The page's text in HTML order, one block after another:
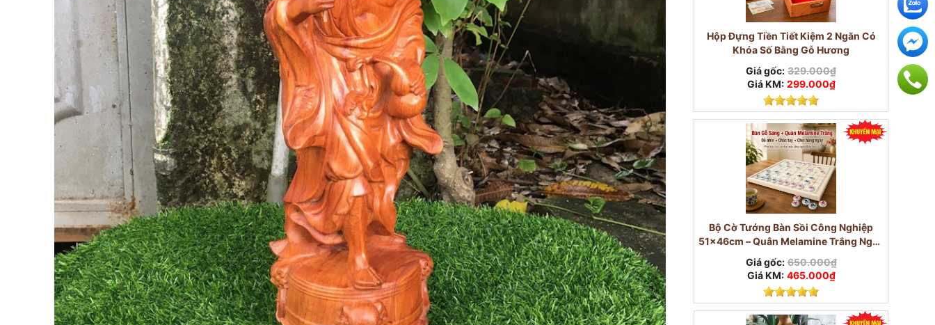
Hộp Đựng Tiền Tiết Kiệm 2 Ngăn Có
Khóa Số Bằng Gỗ Hương
Giá gốc: 329.000₫
Giá KM: 299.000₫
Bộ Cờ Tướng Bàn Sồi Công Nghiệp
51×46cm – Quân Melamine Trắng Ngọc
3,8cm
Giá gốc: 650.000₫
Giá KM: 465.000₫